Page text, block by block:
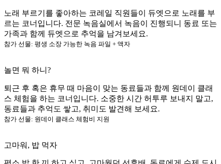
노래 부르기를 좋아하는 코레일 직원들이 듀엣으로 노래를 부
르는 코너입니다. 전문 녹음실에서 녹음이 진행되니 동료 또는
가족과 함께 듀엣으로 추억을 남겨보세요.
참가 선물: 평생 소장 가능한 녹음 파일 + 액자
놀면 뭐 하니?
퇴근 후 혹은 휴무 때 마음이 맞는 동료들과 함께 원데이 클래
스 체험을 하는 코너입니다. 소중한 시간 허투루 보내지 말고,
동료들과 추억도 쌓고, 취미도 발견해 보세요.
참가 선물: 원데이 클래스 체험비 지원
고마워, 밥 먹자